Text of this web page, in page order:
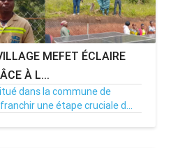
MEFET ÉCLAIRE
À L...
dans la commune de
une étape cruciale d...
Par MenouActu 0